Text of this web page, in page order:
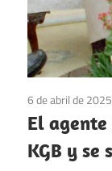
6 de abril de 2025
El
KGB y se